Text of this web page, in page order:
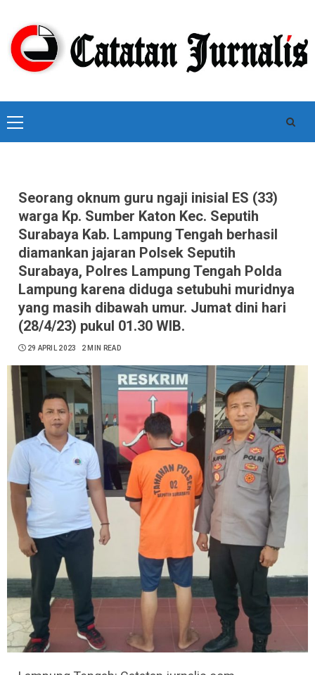
content
Primary
Menu
Seorang oknum guru ngaji inisial ES (33)
warga Kp. Sumber Katon Kec. Seputih
Surabaya Kab. Lampung Tengah berhasil
diamankan jajaran Polsek Seputih
Surabaya, Polres Lampung Tengah Polda
Lampung karena diduga setubuhi muridnya
yang masih dibawah umur. Jumat dini hari
(28/4/23) pukul 01.30 WIB.
29 APRIL 2023 2 MIN READ